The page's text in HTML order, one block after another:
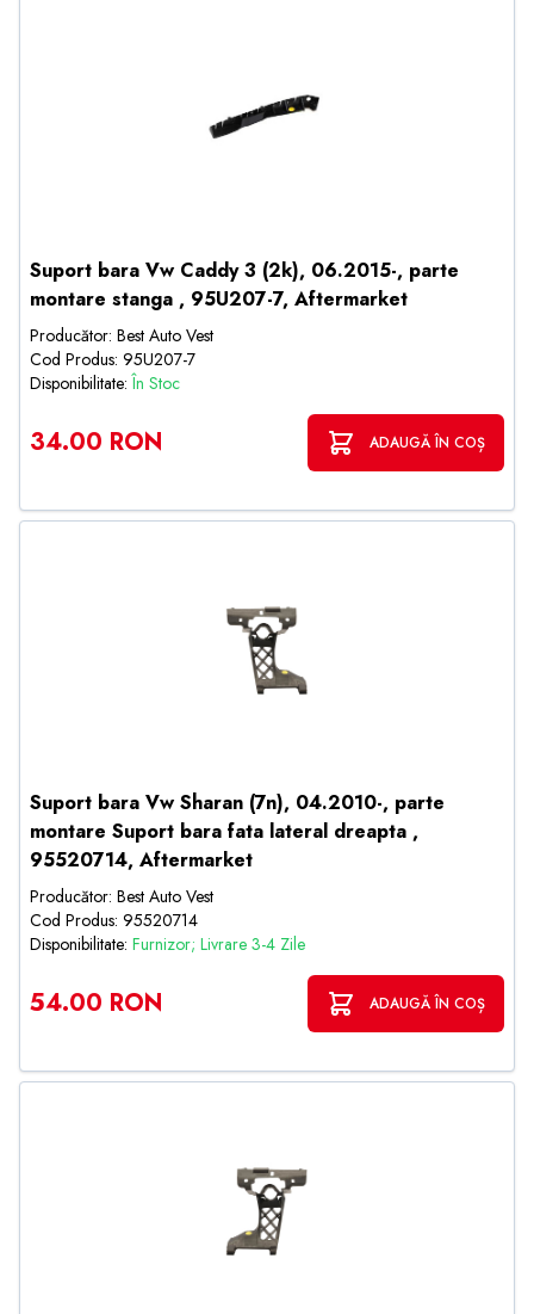
Suport bara Vw Caddy 3 (2k), 06.2015-, parte
montare stanga , 95U207-7, Aftermarket
Producător: Best Auto Vest
Cod Produs: 95U207-7
Disponibilitate:În Stoc
34.00 RON ADAUGĂ ÎN COȘ
Suport bara Vw Sharan (7n), 04.2010-, parte
montare Suport bara fata lateral dreapta ,
95520714, Aftermarket
Producător: Best Auto Vest
Cod Produs: 95520714
Disponibilitate: Furnizor; Livrare 3-4 Zile
54.00 RON ADAUGĂ ÎN COȘ